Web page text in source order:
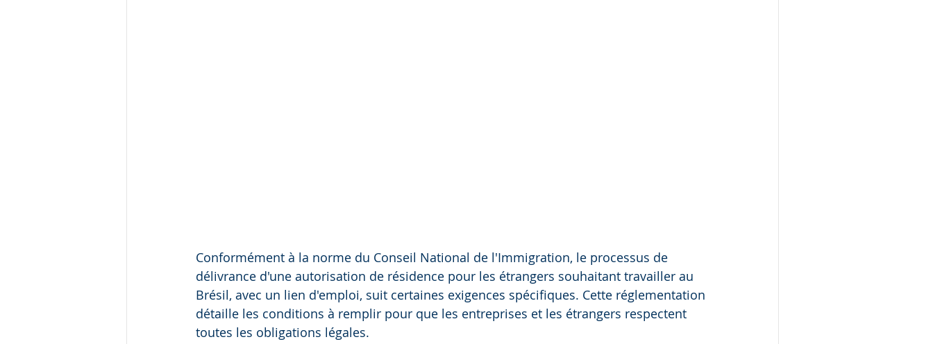
Conformément à la norme du Conseil National de l'Immigration, le processus de
délivrance d'une autorisation de résidence pour les étrangers souhaitant travailler au
Brésil, avec un lien d'emploi, suit certaines exigences spécifiques. Cette réglementation
détaille les conditions à remplir pour que les entreprises et les étrangers respectent
toutes les obligations légales.